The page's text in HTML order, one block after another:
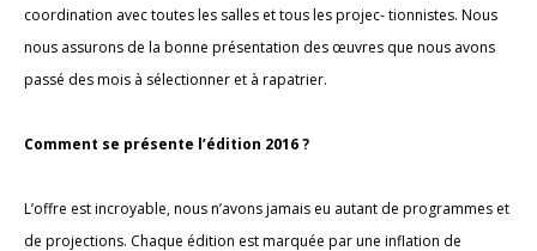
coordination avec toutes les salles et tous les projec- tionnistes. Nous
nous assurons de la bonne présentation des œuvres que nous avons
passé des mois à sélectionner et à rapatrier.
Comment se présente l’édition 2016 ?
L’offre est incroyable, nous n’avons jamais eu autant de programmes et
de projections. Chaque édition est marquée par une inflation de